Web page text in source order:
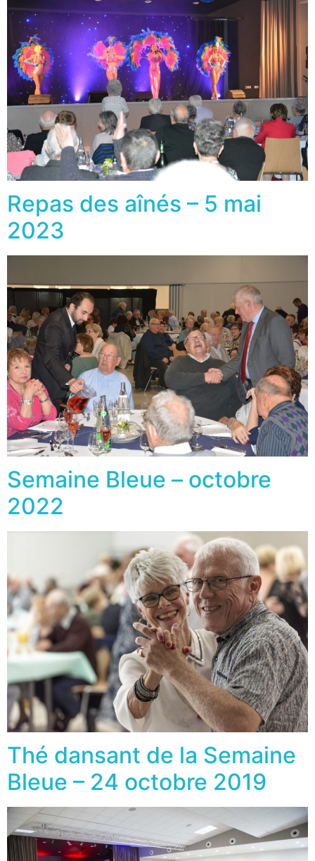
Repas des aînés – 5 mai
2023
Semaine Bleue – octobre
2022
Thé dansant de la Semaine
Bleue – 24 octobre 2019